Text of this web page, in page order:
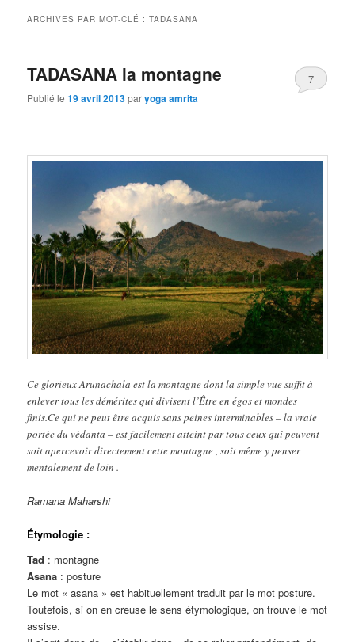
ARCHIVES PAR MOT-CLÉ :TADASANA
TADASANA la montagne
Publié le19 avril 2013paryoga amrita
7
Ce glorieux Arunachala est la montagne dont la simple vue suffit à
enlever tous les démérites qui divisent l’Être en égos et mondes
finis.Ce qui ne peut être acquis sans peines interminables – la vraie
portée du védanta – est facilement atteint par tous ceux qui peuvent
soit apercevoir directement cette montagne , soit même y penser
mentalement de loin .
Ramana Maharshi
Étymologie :
Tad : montagne
Asana : posture
Le mot « asana » est habituellement traduit par le mot posture.
Toutefois, si on en creuse le sens étymologique, on trouve le mot
assise.